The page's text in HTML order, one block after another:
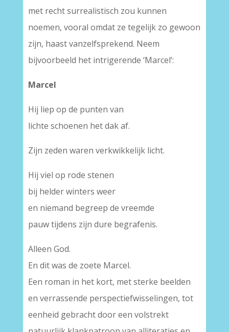
met recht surrealistisch zou kunnen
noemen, vooral omdat ze tegelijk zo gewoon
zijn, haast vanzelfsprekend. Neem
bijvoorbeeld het intrigerende ‘Marcel’:
Marcel
Hij liep op de punten van
lichte schoenen het dak af.
Zijn zeden waren verkwikkelijk licht.
Hij viel op rode stenen
bij helder winters weer
en niemand begreep de vreemde
pauw tijdens zijn dure begrafenis.
Alleen God.
En dit was de zoete Marcel.
Een roman in het kort, met sterke beelden
en verrassende perspectiefwisselingen, tot
eenheid gebracht door een volstrekt